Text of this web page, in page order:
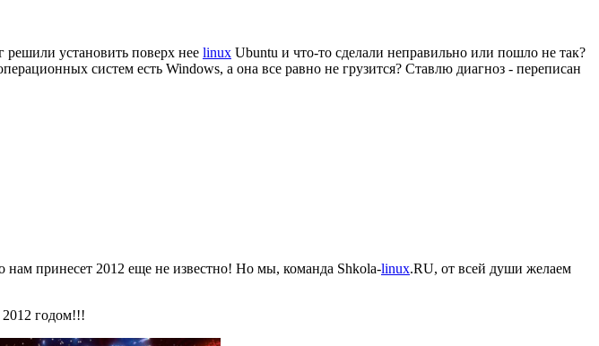
установить поверх нее linux Ubuntu и что-то сделали неправильно или пошло не так?
систем есть Windows, а она все равно не грузится? Ставлю диагноз - переписан
нам принесет 2012 еще не известно! Но мы, команда Shkola-linux.RU, от всей души желаем
годом!!!